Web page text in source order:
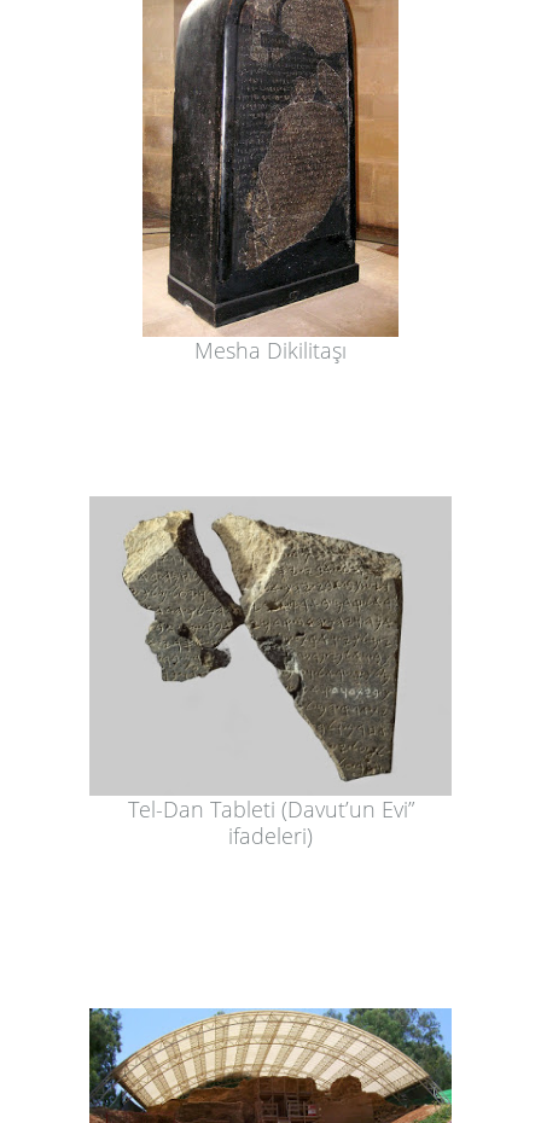
Mesha Dikilitaşı
Tel-Dan Tableti (Davut’un Evi”
ifadeleri)